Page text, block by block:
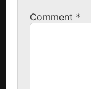
Comment *